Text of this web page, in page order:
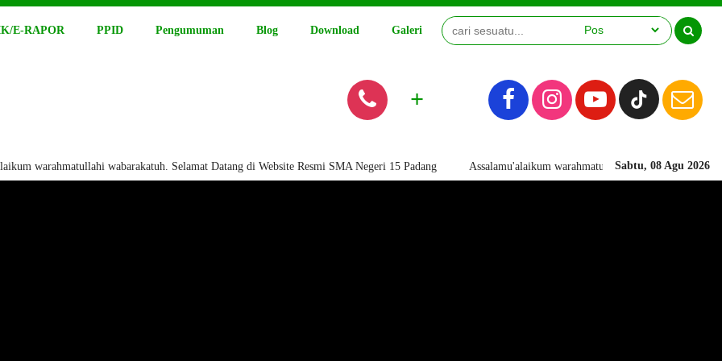
E-RAPOR PPID Pengumuman Blog Download Galeri Video
+
Sabtu, 08 Agu 2026
wabarakatuh. Selamat Datang di Website Resmi SMA Negeri 15 Padang Assalamu'alaikum warahmatullahi wabarakatuh. Selamat Datang